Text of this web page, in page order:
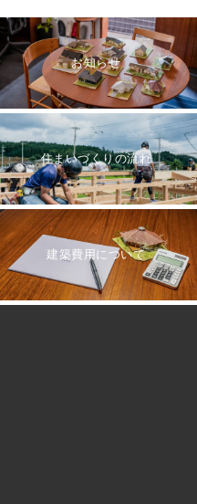
お知らせ
住まいづくりの流れ
建築費用について